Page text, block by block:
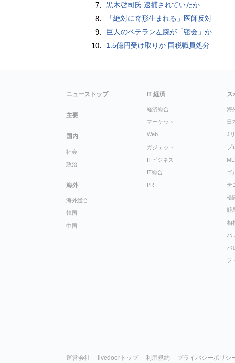
7. 黒木啓司氏 逮捕されていたか
8. 「絶対に奇形生まれる」医師反対
9. 巨人のベテラン左腕が「密会」か
10. 1.5億円受け取りか 国税職員処分
ニューストップ
主要
国内
社会
政治
海外
海外総合
韓国
中国
IT 経済
経済総合
マーケット
Web
ガジェット
ITビジネス
IT総合
PR
ス
海
日
J
プ
ゴ
テ
格
競
相
バ
バ
フ
運営会社 livedoorトップ 利用規約 プライバシーポリシ